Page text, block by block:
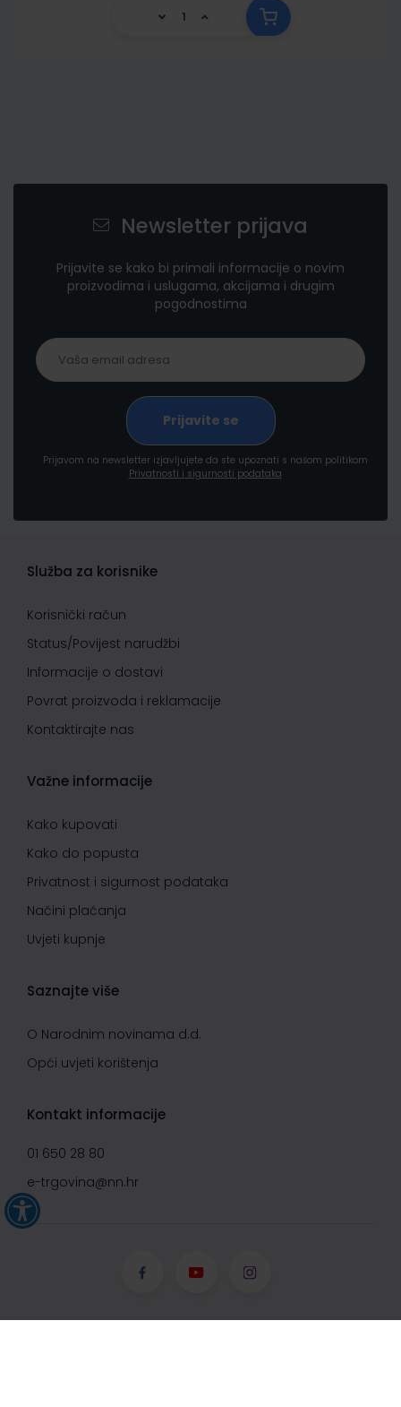
Newsletter prijava
Prijavite se kako bi primali informacije o novim
proizvodima i uslugama, akcijama i drugim
pogodnostima
Prijavom na newsletter izjavljujete da ste upoznati s našom politikom
Privatnosti i sigurnosti podataka
Služba za korisnike
Korisnički račun
Status/Povijest narudžbi
Informacije o dostavi
Povrat proizvoda i reklamacije
Kontaktirajte nas
Važne informacije
Kako kupovati
Kako do popusta
Privatnost i sigurnost podataka
Načini plaćanja
Uvjeti kupnje
Saznajte više
O Narodnim novinama d.d.
Opći uvjeti korištenja
Kontakt informacije
01 650 28 80
e-trgovina@nn.hr